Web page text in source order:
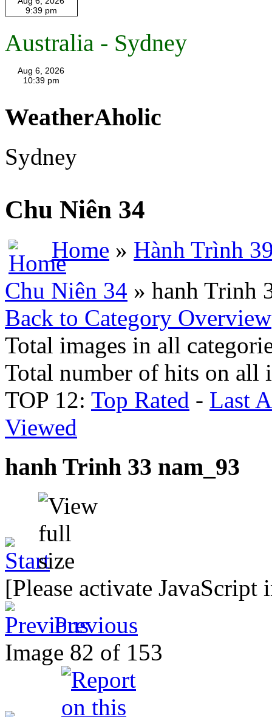
Australia - Sydney
WeatherAholic
Sydney
Chu Niên 34
Home » Hành Trình
Chu Niên 34 » hanh Trinh
Back to Category Overview
Total images in all
Total number of hits on all
TOP 12: Top Rated - Last
Viewed
hanh Trinh 33 nam_93
[Please activate
Previous
Image 82 of 153